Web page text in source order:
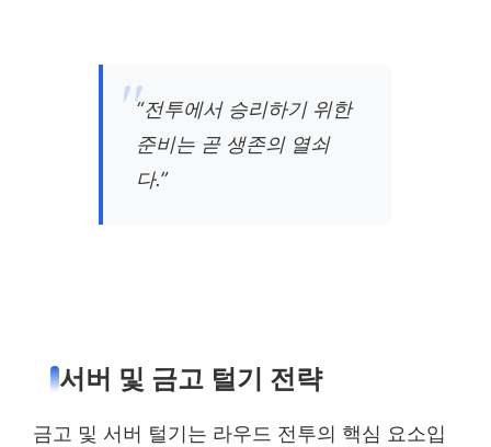
“전투에서 승리하기 위한
준비는 곧 생존의 열쇠
다.”
서버 및 금고 털기 전략
금고 및 서버 털기는 라우드 전투의 핵심 요소입